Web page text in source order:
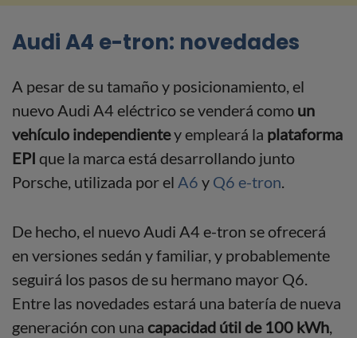
Audi A4 e-tron: novedades
A pesar de su tamaño y posicionamiento, el
nuevo Audi A4 eléctrico se venderá como un
vehículo independientey empleará la plataforma
EPI que la marca está desarrollando junto
Porsche, utilizada por el A6 y Q6 e-tron.
De hecho, el nuevo Audi A4 e-tron se ofrecerá
en versiones sedán y familiar, y probablemente
seguirá los pasos de su hermano mayor Q6.
Entre las novedades estará una batería de nueva
generación con una capacidad útil de 100 kWh,